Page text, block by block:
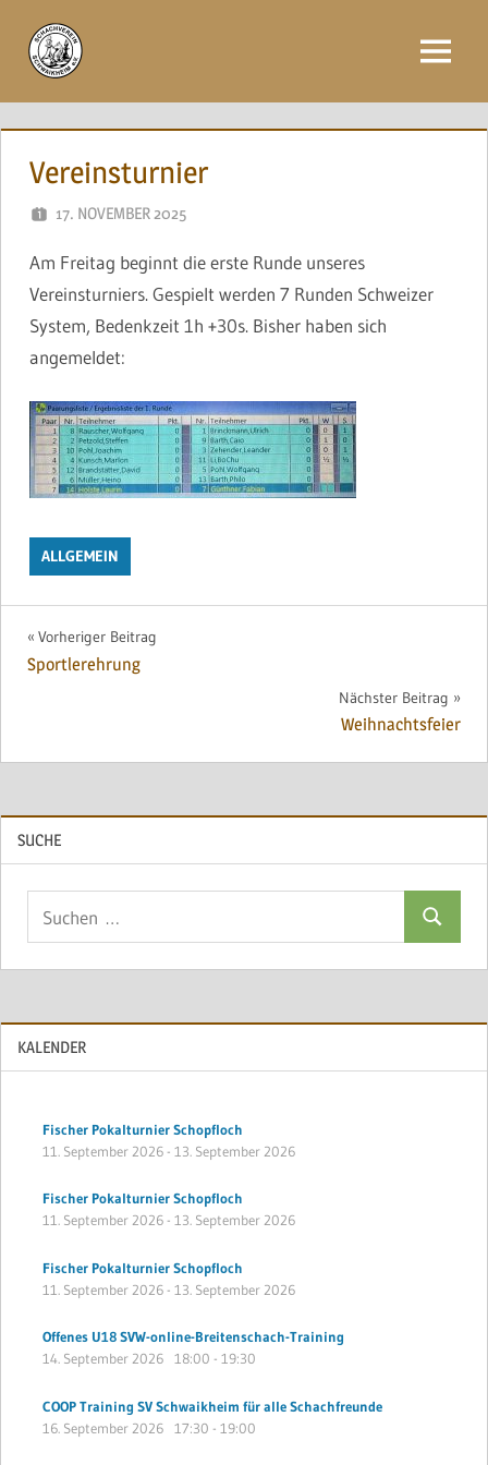
Inhalt
springen
Menü
Vereinsturnier
17. NOVEMBER 2025
Am Freitag beginnt die erste Runde unseres
Vereinsturniers. Gespielt werden 7 Runden Schweizer
System, Bedenkzeit 1h +30s. Bisher haben sich
angemeldet:
ALLGEMEIN
Beitragsnavigation
Vorheriger Beitrag
Sportlerehrung
Nächster Beitrag
Weihnachtsfeier
SUCHE
Suchen
KALENDER
Fischer Pokalturnier Schopfloch
11. September 2026- 13. September 2026
Fischer Pokalturnier Schopfloch
11. September 2026- 13. September 2026
Fischer Pokalturnier Schopfloch
11. September 2026- 13. September 2026
Offenes U18 SVW-online-Breitenschach-Training
14. September 2026 18:00 - 19:30
COOP Training SV Schwaikheim für alle Schachfreunde
16. September 2026 17:30 - 19:00